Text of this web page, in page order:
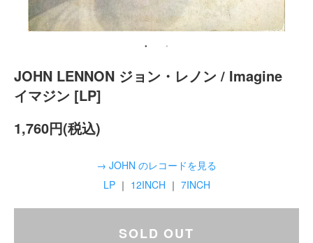
JOHN LENNON ジョン・レノン / Imagine
イマジン [LP]
1,760円(税込)
→ JOHN のレコードを見る
LP｜ 12INCH ｜ 7INCH
SOLD OUT